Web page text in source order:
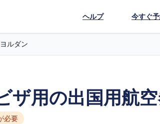
ヘルプ 今すぐ
ヨルダン
ザ用の出国用航
必要